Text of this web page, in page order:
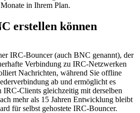
in Ihrem Plan.
erstellen können
IRC-Bouncer (auch BNC genannt), der
Verbindung zu IRC-Netzwerken
Nachrichten, während Sie offline
ab und ermöglicht es
IRC-Clients gleichzeitig mit derselben
mehr als 15 Jahren Entwicklung bleibt
für selbst gehostete IRC-Bouncer.